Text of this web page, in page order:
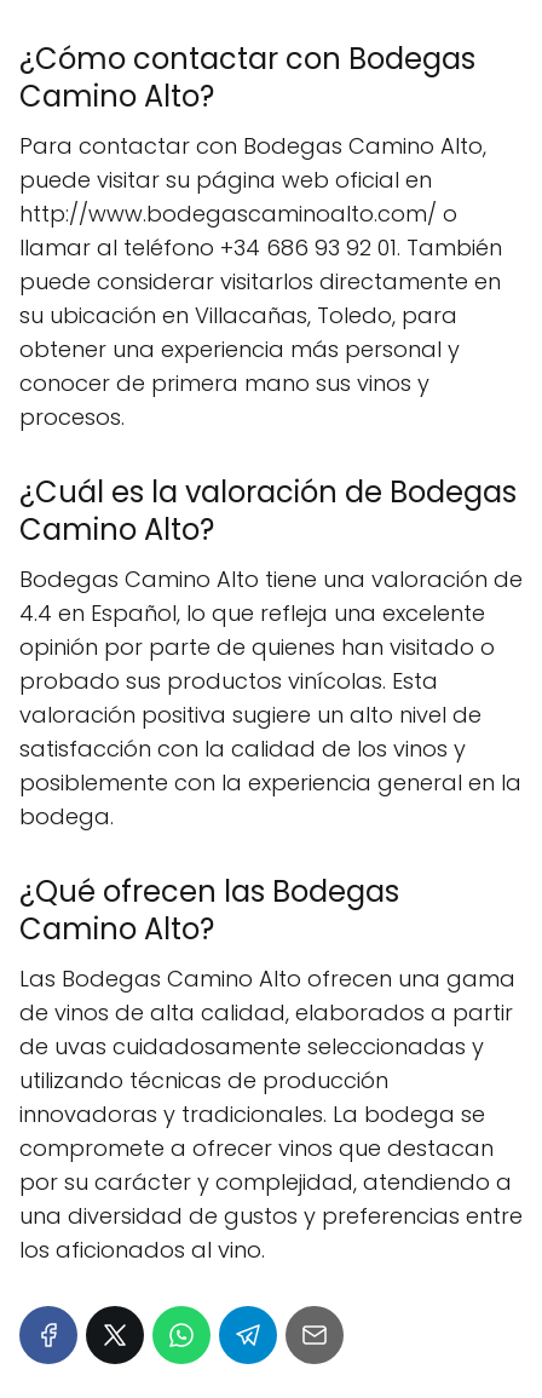
¿Cómo contactar con Bodegas
Camino Alto?
Para contactar con Bodegas Camino Alto,
puede visitar su página web oficial en
http://www.bodegascaminoalto.com/ o
llamar al teléfono +34 686 93 92 01. También
puede considerar visitarlos directamente en
su ubicación en Villacañas, Toledo, para
obtener una experiencia más personal y
conocer de primera mano sus vinos y
procesos.
¿Cuál es la valoración de Bodegas
Camino Alto?
Bodegas Camino Alto tiene una valoración de
4.4 en Español, lo que refleja una excelente
opinión por parte de quienes han visitado o
probado sus productos vinícolas. Esta
valoración positiva sugiere un alto nivel de
satisfacción con la calidad de los vinos y
posiblemente con la experiencia general en la
bodega.
¿Qué ofrecen las Bodegas
Camino Alto?
Las Bodegas Camino Alto ofrecen una gama
de vinos de alta calidad, elaborados a partir
de uvas cuidadosamente seleccionadas y
utilizando técnicas de producción
innovadoras y tradicionales. La bodega se
compromete a ofrecer vinos que destacan
por su carácter y complejidad, atendiendo a
una diversidad de gustos y preferencias entre
los aficionados al vino.